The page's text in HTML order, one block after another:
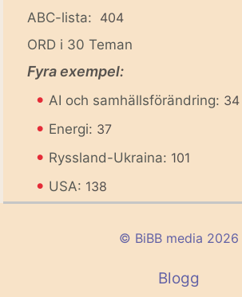
ABC-lista: 404
ORD i 30 Teman
Fyra exempel:
• AI och samhällsförändring: 34
• Energi: 37
• Ryssland-Ukraina: 101
• USA: 138
© BiBB media 2026
Blogg